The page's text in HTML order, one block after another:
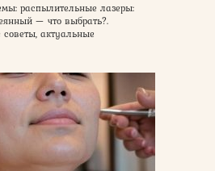
распылительные лазеры:
— что выбрать?.
актуальные